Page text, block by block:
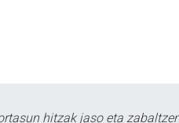
hitzak jaso eta